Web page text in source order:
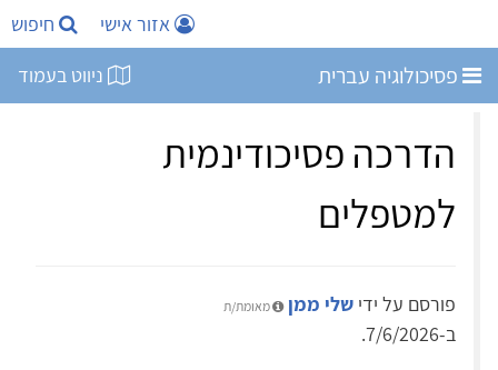
אזור אישי חיפוש
פסיכולוגיה עברית ניווט בעמוד
הדרכה פסיכודינמית
למטפלים
פורסם על ידי שלי ממן מאומת/ת
ב-7/6/2026.